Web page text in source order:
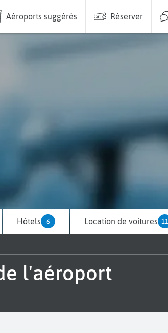
Aéroports suggérés Réserver
Hôtels 6 Location de voitures 11